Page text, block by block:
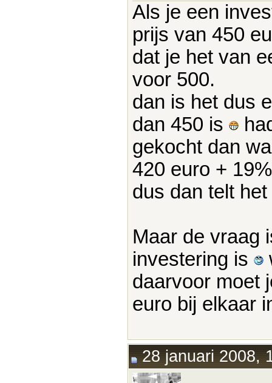
Als je een
prijs van 450
dat je het van
voor 500.
dan is het dus
dan 450 is
gekocht dan
420 euro +
dus dan telt
Maar de vraag
investering is
daarvoor moet
euro bij elkaar
28 januari 2008,